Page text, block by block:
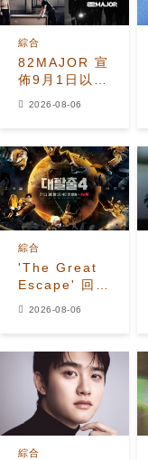
82MAJOR 宣
佈9月1日以全
綜合
2026-08-06
'The Great
Escape' 回
歸！姜鎬童退
夫勝寛加入全
新陣容
綜合
2026-08-06
綜合